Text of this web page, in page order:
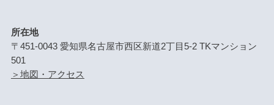
所在地
〒451-0043 愛知県名古屋市西区新道2丁目5-2 TKマンション
501
＞地図・アクセス